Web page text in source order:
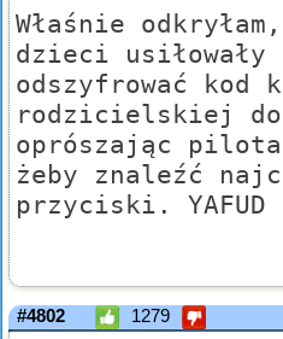
Właśnie
dzieci usiłowały
odszyfrować kod
rodzicielskiej
oprószając pilota
żeby znaleźć
przyciski. YAFUD
#4802 1279